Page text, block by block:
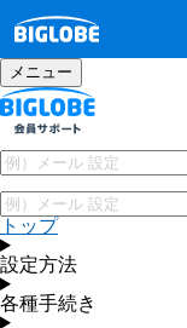
メニュー
トップ
設定方法
各種手続き